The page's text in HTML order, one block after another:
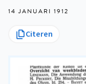
14 JANUARI 1912
Citeren